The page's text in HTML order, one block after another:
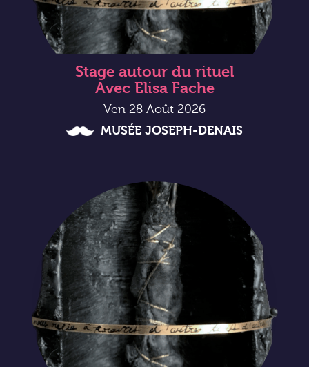
Stage autour du rituel
Avec Elisa Fache
Ven 28 Août 2026
MUSÉE JOSEPH-DENAIS